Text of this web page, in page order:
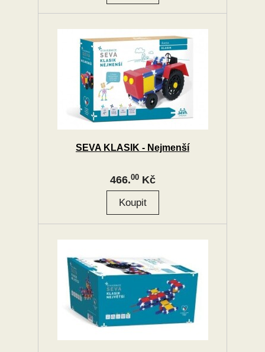
SEVA KLASIK - Nejmenší
466.00Kč